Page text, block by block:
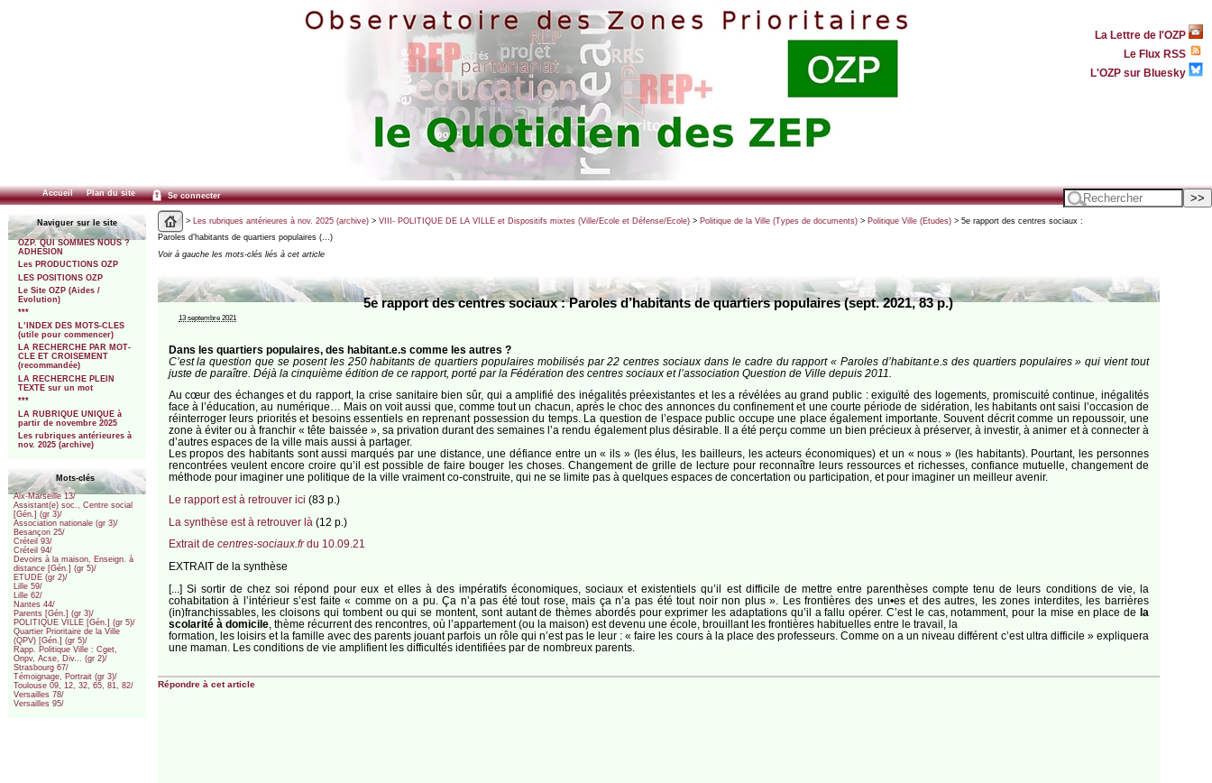
La Lettre de l'OZP
Le Flux RSS
L'OZP sur Bluesky
Accueil Plan du site Se connecter
Naviguer sur le site
OZP. QUI SOMMES NOUS ?
ADHESION
Les PRODUCTIONS OZP
LES POSITIONS OZP
Le Site OZP (Aides /
Evolution)
***
L’INDEX DES MOTS-CLES
(utile pour commencer)
LA RECHERCHE PAR MOT-
CLE ET CROISEMENT
(recommandée)
LA RECHERCHE PLEIN
TEXTE sur un mot
***
LA RUBRIQUE UNIQUE à
partir de novembre 2025
Les rubriques antérieures à
nov. 2025 (archive)
Mots-clés
Aix-Marseille 13/
Assistant(e) soc., Centre social
[Gén.] (gr 3)/
Association nationale (gr 3)/
Besançon 25/
Créteil 93/
Créteil 94/
Devoirs à la maison, Enseign. à
distance [Gén.] (gr 5)/
ETUDE (gr 2)/
Lille 59/
Lille 62/
Nantes 44/
Parents [Gén.] (gr 3)/
POLITIQUE VILLE [Gén.] (gr 5)/
Quartier Prioritaire de la Ville
(QPV) [Gén.] (gr 5)/
Rapp. Politique Ville : Cget,
Onpv, Acse, Div... (gr 2)/
Strasbourg 67/
Témoignage, Portrait (gr 3)/
Toulouse 09, 12, 32, 65, 81, 82/
Versailles 78/
Versailles 95/
> Les rubriques antérieures à nov. 2025 (archive)> VIII- POLITIQUE DE LA VILLE et Dispositifs mixtes (Ville/Ecole et Défense/Ecole)> Politique de la Ville (Types de documents)> Politique Ville (Etudes)> 5e rapport des centres sociaux :
Paroles d’habitants de quartiers populaires (…)
Voir à gauche les mots-clés liés à cet article
5e rapport des centres sociaux : Paroles d’habitants de quartiers populaires (sept. 2021, 83 p.)
13 septembre 2021
Dans les quartiers populaires, des habitant.e.s comme les autres ?
C’est la question que se posent les 250 habitants de quartiers populaires mobilisés par 22 centres sociaux dans le cadre du rapport « Paroles d’habitant.e.s des quartiers populaires » qui vient tout
juste de paraître. Déjà la cinquième édition de ce rapport, porté par la Fédération des centres sociaux et l’association Question de Ville depuis 2011.
Au cœur des échanges et du rapport, la crise sanitaire bien sûr, qui a amplifié des inégalités préexistantes et les a révélées au grand public : exiguïté des logements, promiscuité continue, inégalités
face à l’éducation, au numérique… Mais on voit aussi que, comme tout un chacun, après le choc des annonces du confinement et une courte période de sidération, les habitants ont saisi l’occasion de
réinterroger leurs priorités et besoins essentiels en reprenant possession du temps. La question de l’espace public occupe une place également importante. Souvent décrit comme un repoussoir, une
zone à éviter ou à franchir « tête baissée », sa privation durant des semaines l’a rendu également plus désirable. Il a été perçu comme un bien précieux à préserver, à investir, à animer et à connecter à
d’autres espaces de la ville mais aussi à partager.
Les propos des habitants sont aussi marqués par une distance, une défiance entre un « ils » (les élus, les bailleurs, les acteurs économiques) et un « nous » (les habitants). Pourtant, les personnes
rencontrées veulent encore croire qu’il est possible de faire bouger les choses. Changement de grille de lecture pour reconnaître leurs ressources et richesses, confiance mutuelle, changement de
méthode pour imaginer une politique de la ville vraiment co-construite, qui ne se limite pas à quelques espaces de concertation ou participation, et pour imaginer un meilleur avenir.
Le rapport est à retrouver ici (83 p.)
La synthèse est à retrouver là (12 p.)
Extrait de centres-sociaux.frdu 10.09.21
EXTRAIT de la synthèse
[...] Si sortir de chez soi répond pour eux et elles à des impératifs économiques, sociaux et existentiels qu’il est difficile de mettre entre parenthèses compte tenu de leurs conditions de vie, la
cohabitation à l’intérieur s’est faite « comme on a pu. Ça n’a pas été tout rose, mais ça n’a pas été tout noir non plus ». Les frontières des un•es et des autres, les zones interdites, les barrières
(in)franchissables, les cloisons qui tombent ou qui se montent, sont autant de thèmes abordés pour exprimer les adaptations qu’il a fallu opérer. C’est le cas, notamment, pour la mise en place de la
scolarité à domicile, thème récurrent des rencontres, où l’appartement (ou la maison) est devenu une école, brouillant les frontières habituelles entre le travail, la
formation, les loisirs et la famille avec des parents jouant parfois un rôle qui n’est pas le leur : « faire les cours à la place des professeurs. Comme on a un niveau différent c’est ultra difficile » expliquera
une maman. Les conditions de vie amplifient les difficultés identifiées par de nombreux parents.
Répondre à cet article